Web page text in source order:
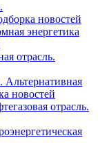
новостей
энергетика
отрасль.
Альтернативная
новостей
отрасль.